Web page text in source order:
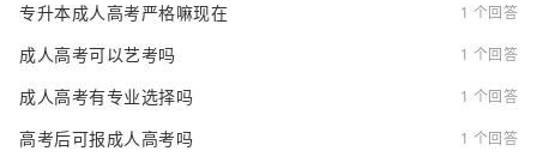
专升本成人高考严格嘛现在 1 个回答
成人高考可以艺考吗 1 个回答
成人高考有专业选择吗 1 个回答
高考后可报成人高考吗 1 个回答